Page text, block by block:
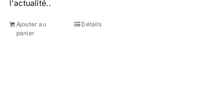
l'actualité..
Ajouter au
panier
Détails